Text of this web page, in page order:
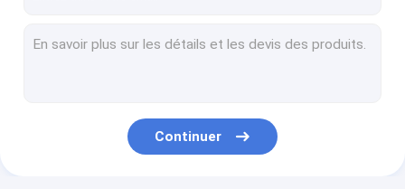
Jouets animaux sauvages de peluche
Continuer